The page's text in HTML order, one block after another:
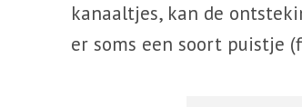
kanaaltjes, kan de
er soms een soort puistje